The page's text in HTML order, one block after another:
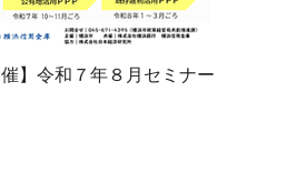
催】令和７年８月セミナー